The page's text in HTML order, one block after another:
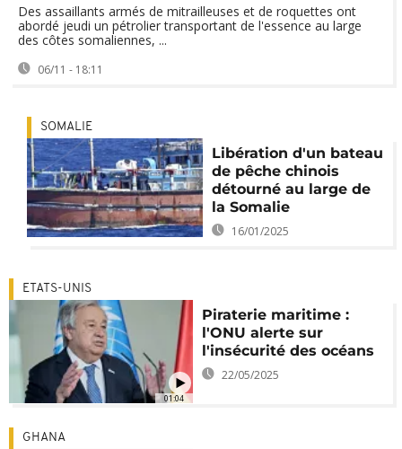
Des assaillants armés de mitrailleuses et de roquettes ont
abordé jeudi un pétrolier transportant de l'essence au large
des côtes somaliennes, ...
06/11 - 18:11
SOMALIE
Libération d'un bateau
de pêche chinois
détourné au large de
la Somalie
16/01/2025
01:04
ETATS-UNIS
Piraterie maritime :
l'ONU alerte sur
l'insécurité des océans
22/05/2025
GHANA